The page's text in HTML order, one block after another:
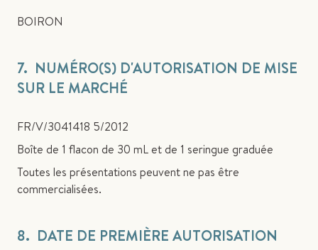
BOIRON
7. NUMÉRO(S) D'AUTORISATION DE MISE
SUR LE MARCHÉ
FR/V/3041418 5/2012
Boîte de 1 flacon de 30 mL et de 1 seringue graduée
Toutes les présentations peuvent ne pas être
commercialisées.
8. DATE DE PREMIÈRE AUTORISATION